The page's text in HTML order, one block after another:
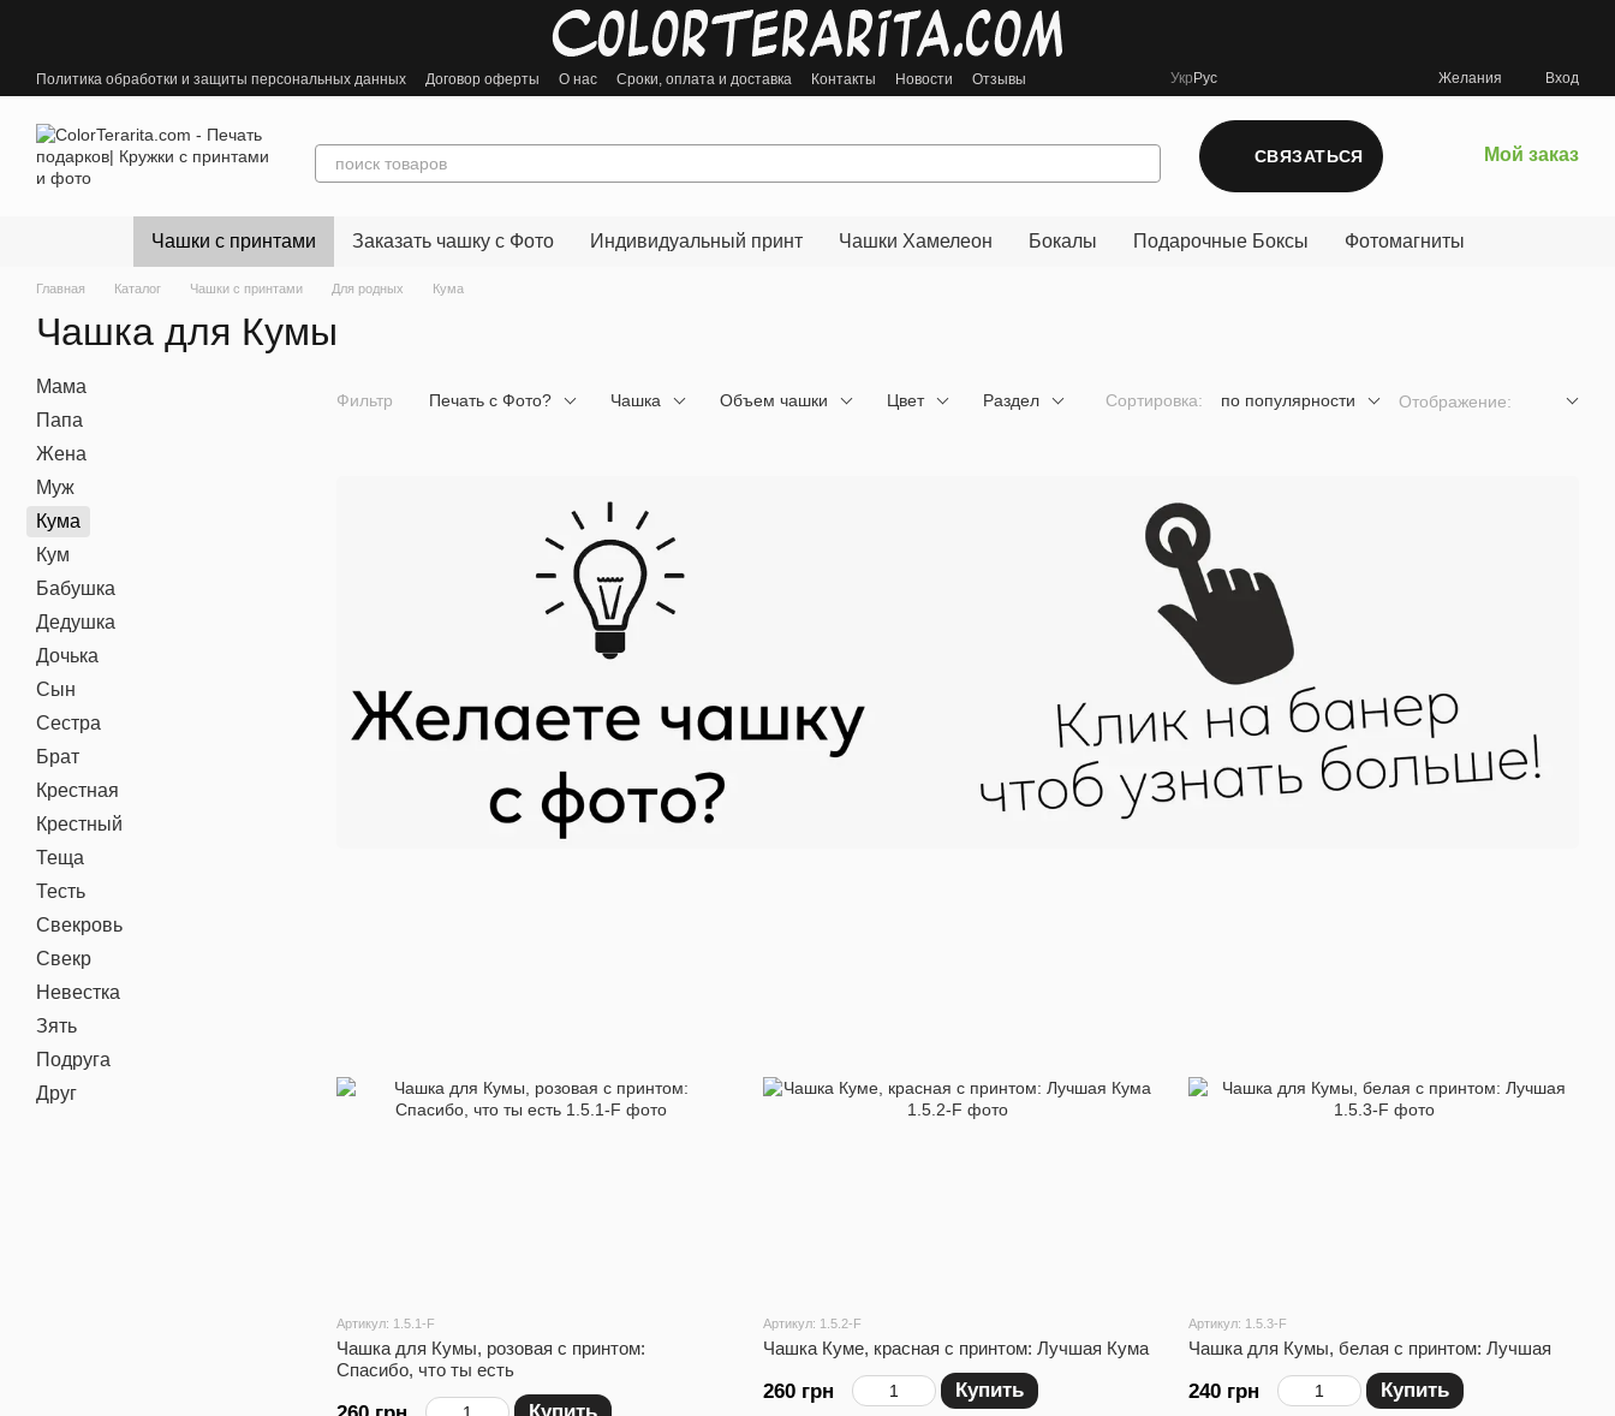
Политика обработки и защиты персональных данных Договор оферты О нас Сроки, оплата и доставка Контакты Новости Отзывы Укр Рус Желания Вход
СВЯЗАТЬСЯ Мой заказ
Чашки с принтами Заказать чашку с Фото Индивидуальный принт Чашки Хамелеон Бокалы Подарочные Боксы Фотомагниты
Главная Каталог Чашки с принтами Для родных Кума
Чашка для Кумы
Фильтр Печать с Фото? Чашка Объем чашки Цвет Раздел Сортировка: по популярности Отображение:
Артикул: 1.5.1-F
Чашка для Кумы, розовая с принтом:
Спасибо, что ты есть
Артикул: 1.5.2-F
Чашка Куме, красная с принтом: Лучшая Кума
260 грн Купить
Артикул: 1.5.3-F
Чашка для Кумы, белая с принтом: Лучшая
240 грн Купить
Мама
Папа
Жена
Муж
Кума
Кум
Бабушка
Дедушка
Дочька
Сын
Сестра
Брат
Крестная
Крестный
Теща
Тесть
Свекровь
Свекр
Невестка
Зять
Подруга
Друг